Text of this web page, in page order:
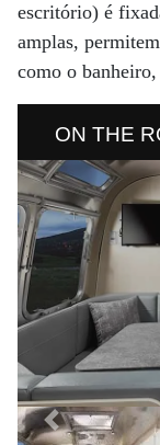
escritório) é
amplas,
como o
ON THE
cozinha,
Cloud 30FB
Previous